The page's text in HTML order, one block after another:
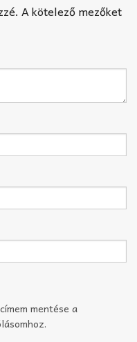
A kötelező mezőket
mentése a